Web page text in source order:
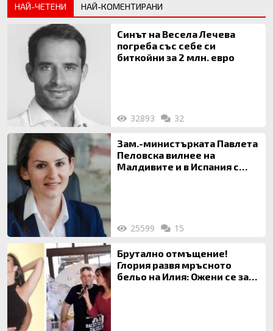
НАЙ-ЧЕТЕНИ НАЙ-КОМЕНТИРАНИ
Синът на Весела Лечева
погреба със себе си
биткойни за 2 млн. евро
32893 32
Зам.-министърката Павлета
Пеловска вилнее на
Малдивите и в Испания с
25599 15
Брутално отмъщение!
Глория развя мръсното
бельо на Илия: Ожени се за